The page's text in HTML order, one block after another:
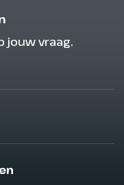
jouw vraag.